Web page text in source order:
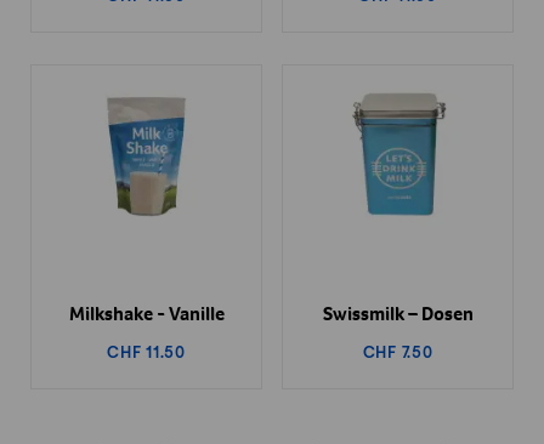
Milkshake - Vanille
CHF 11.50
Swissmilk – Dosen
CHF 7.50